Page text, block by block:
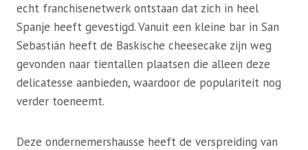
echt franchisenetwerk ontstaan ​​dat zich in heel
Spanje heeft gevestigd. Vanuit een kleine bar in San
Sebastián heeft de Baskische cheesecake zijn weg
gevonden naar tientallen plaatsen die alleen deze
delicatesse aanbieden, waardoor de populariteit nog
verder toeneemt.
Deze ondernemershausse heeft de verspreiding van